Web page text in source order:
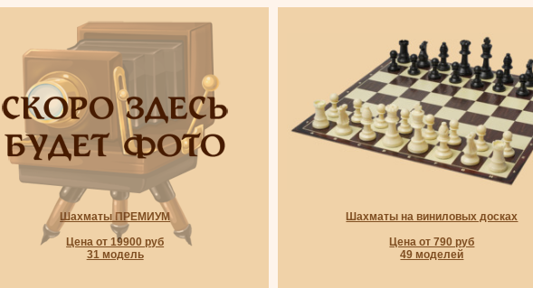
Шахматы ПРЕМИУМ
Цена от 19900 руб
31 модель
Шахматы на виниловых досках
Цена от 790 руб
49 моделей